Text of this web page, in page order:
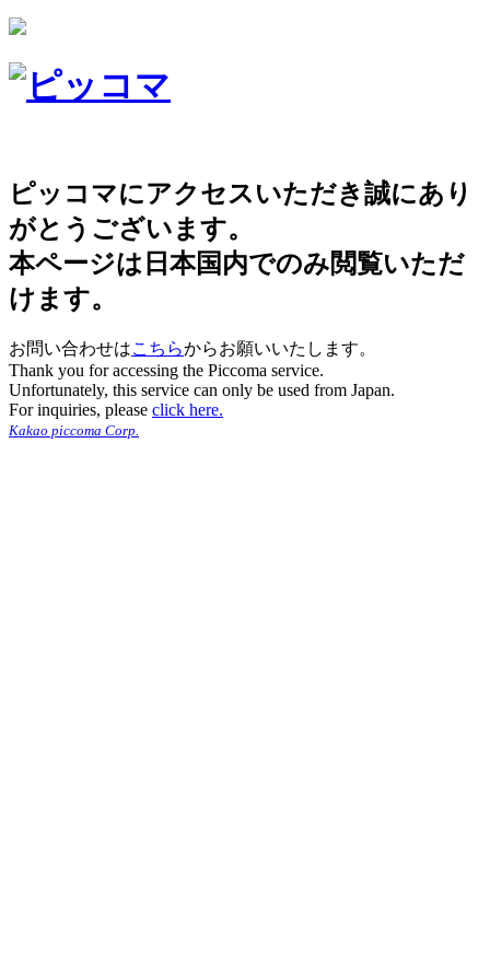
ピッコマにアクセスいただき誠にあり
がとうございます。
本ページは日本国内でのみ閲覧いただ
けます。
お問い合わせはこちらからお願いいたします。
Thank you for accessing the Piccoma service.
Unfortunately, this service can only be used from Japan.
For inquiries, please click here.
Kakao piccoma Corp.